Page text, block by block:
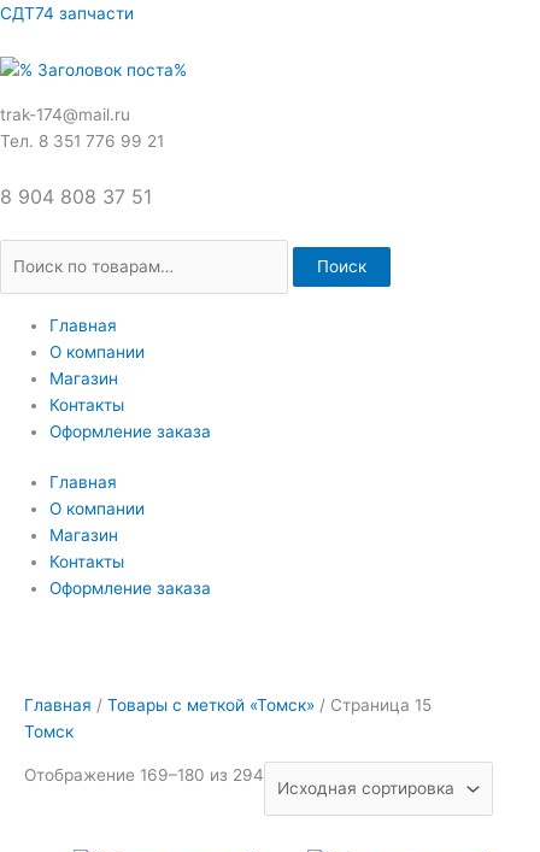
Перейти
содержимому
СДТ74 запчасти
trak-174@mail.ru
Тел. 8 351 776 99 21
8 904 808 37 51
Искать:
Поиск
Главная
О компании
Магазин
Контакты
Оформление заказа
Главная
О компании
Магазин
Контакты
Оформление заказа
Главная / Товары с меткой «Томск» / Страница 15
Томск
Отображение 169–180 из 294